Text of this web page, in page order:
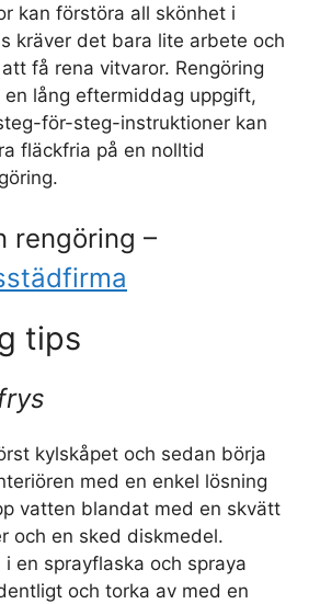
kan förstöra all skönhet i
kräver det bara lite arbete och
få rena vitvaror. Rengöring
en lång eftermiddag uppgift,
för-steg-instruktioner kan
fläckfria på en nolltid
rengöring –
tips
kylskåpet och sedan börja
med en enkel lösning
vatten blandat med en skvätt
och en sked diskmedel.
i en sprayflaska och spraya
och torka av med en